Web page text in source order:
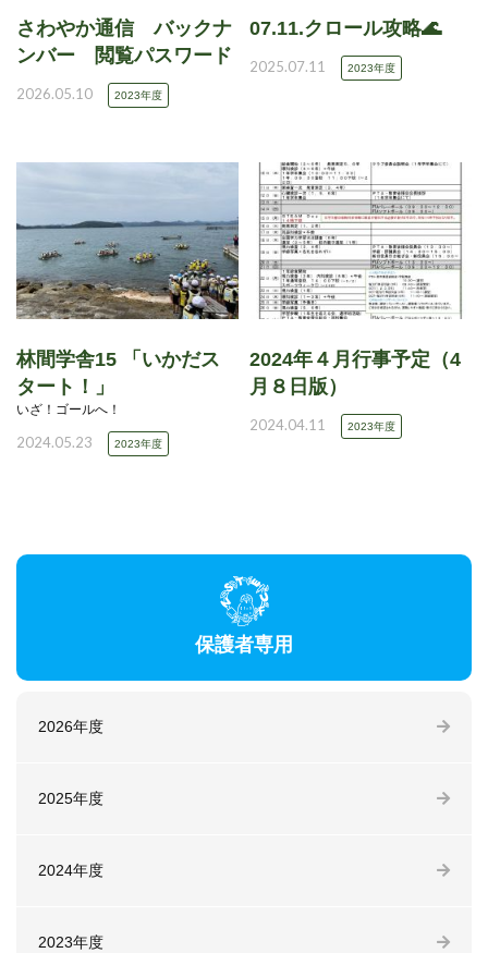
さわやか通信 バックナ
ンバー 閲覧パスワード
2026.05.10 2023年度
07.11.クロール攻略🌊
2025.07.11 2023年度
林間学舎15 「いかだス
タート！」
いざ！ゴールへ！
2024.05.23 2023年度
2024年４月行事予定（4
月８日版）
2024.04.11 2023年度
保護者専用
2026年度
2025年度
2024年度
2023年度